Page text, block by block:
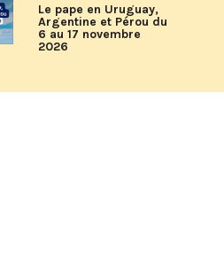
Le pape en Uruguay,
Argentine et Pérou du
6 au 17 novembre
2026